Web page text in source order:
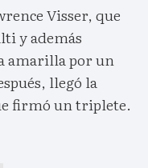
Visser, que
y además
amarilla por un
llegó la
firmó un triplete.